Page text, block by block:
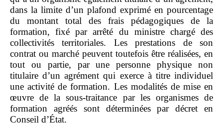
dans la limite d’un plafond exprimé en pourcentage
du montant total des frais pédagogiques de la
formation, fixé par arrêté du ministre chargé des
collectivités territoriales. Les prestations de son
contrat ou marché peuvent toutefois être réalisées, en
tout ou partie, par une personne physique non
titulaire d’un agrément qui exerce à titre individuel
une activité de formation. Les modalités de mise en
œuvre de la sous‑traitance par les organismes de
formation agréés sont déterminées par décret en
Conseil d’État.